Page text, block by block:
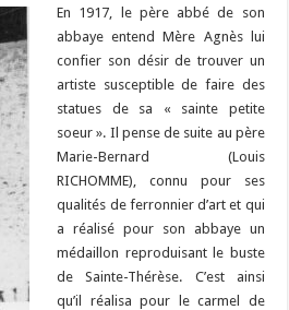
En 1917, le père abbé de son
abbaye entend Mère Agnès lui
confier son désir de trouver un
artiste susceptible de faire des
statues de sa « sainte petite
soeur ». Il pense de suite au père
Marie-Bernard (Louis
RICHOMME), connu pour ses
qualités de ferronnier d’art et qui
a réalisé pour son abbaye un
médaillon reproduisant le buste
de Sainte-Thérèse. C’est ainsi
qu’il réalisa pour le carmel de